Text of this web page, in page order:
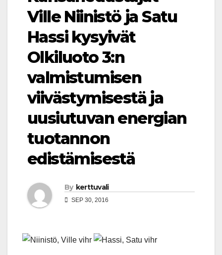
Ville Niinistö ja Satu
Hassi kysyivät
Olkiluoto 3:n
valmistumisen
viivästymisestä ja
uusiutuvan energian
tuotannon
edistämisestä
By kerttuvali
SEP 30, 2016